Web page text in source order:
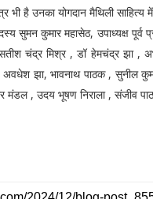
है उनका योगदान मैथिली
सुमन कुमार महासेठ, उपाध्यक्ष पूर्व
चंद्र मिश्र , डॉ हेमचंद्र झा ,
अवधेश झा, भावनाथ पाठक , सुनील
मंडल , उदय भूषण निराला , संजीव